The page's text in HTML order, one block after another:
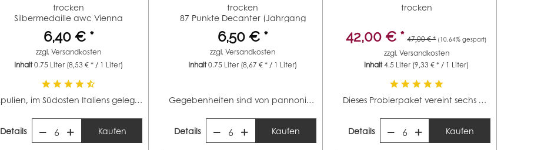
trocken
Silbermedaille awc Vienna
(Jahrgang 2016)
6,40 € *
zzgl.Versandkosten
Inhalt0.75 Liter (8,53 € * / 1 Liter)
Apulien, im Südosten Italiens gelegen, ist mit 88.000...
Details 6 Kaufen
trocken
87 Punkte Decanter (Jahrgang
2023) 88...
6,50 € *
zzgl.Versandkosten
Inhalt0.75 Liter (8,67 € * / 1 Liter)
Gegebenheiten sind von pannonisch und kontinental...
Details 6 Kaufen
trocken
42,00 € * 47,00 € * (10.64% gespart)
zzgl. Versandkosten
Inhalt4.5 Liter (9,33 € * / 1 Liter)
Dieses Probierpaket vereint sechs charakterstarke Weine...
Details 6 Kaufen